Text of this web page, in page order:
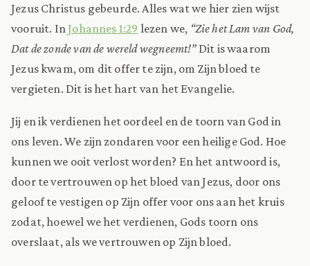
Jezus Christus gebeurde. Alles wat we hier zien wijst
vooruit. InJohannes 1:29 lezen we, “Zie het Lam van God,
Dat de zonde van de wereld wegneemt!” Dit is waarom
Jezus kwam, om dit offer te zijn, om Zijn bloed te
vergieten. Dit is het hart van het Evangelie.
Jij en ik verdienen het oordeel en de toorn van God in
ons leven. We zijn zondaren voor een heilige God. Hoe
kunnen we ooit verlost worden? En het antwoord is,
door te vertrouwen op het bloed van Jezus, door ons
geloof te vestigen op Zijn offer voor ons aan het kruis
zodat, hoewel we het verdienen, Gods toorn ons
overslaat, als we vertrouwen op Zijn bloed.